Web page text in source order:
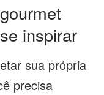
inspirar
sua própria
precisa